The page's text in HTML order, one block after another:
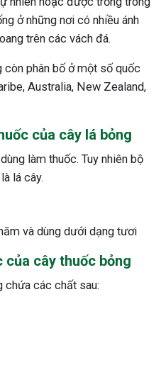
ở những nơi có nhiều ánh
trên các vách đá.
phân bố ở một số quốc
Australia, New Zealand,
của cây lá bỏng
làm thuốc. Tuy nhiên bộ
lá cây.
và dùng dưới dạng tươi
của cây thuốc bỏng
chứa các chất sau: